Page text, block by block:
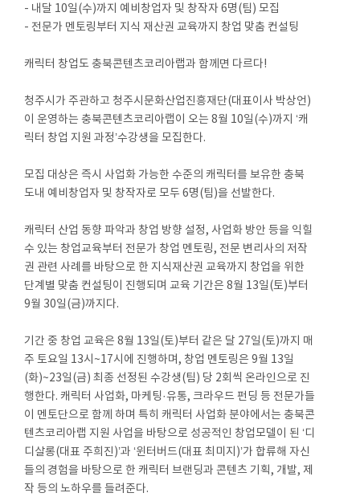
- 내달 10일(수)까지 예비창업자 및 창작자 6명(팀) 모집
- 전문가 멘토링부터 지식 재산권 교육까지 창업 맞춤 컨설팅
캐릭터 창업도 충북콘텐츠코리아랩과 함께면 다르다!
청주시가 주관하고 청주시문화산업진흥재단(대표이사 박상언)
이 운영하는 충북콘텐츠코리아랩이 오는 8월 10일(수)까지 ‘캐
릭터 창업 지원 과정’수강생을 모집한다.
모집 대상은 즉시 사업화 가능한 수준의 캐릭터를 보유한 충북
도내 예비창업자 및 창작자로 모두 6명(팀)을 선발한다.
캐릭터 산업 동향 파악과 창업 방향 설정, 사업화 방안 등을 익힐
수 있는 창업교육부터 전문가 창업 멘토링, 전문 변리사의 저작
권 관련 사례를 바탕으로 한 지식재산권 교육까지 창업을 위한
단계별 맞춤 컨설팅이 진행되며 교육 기간은 8월 13일(토)부터
9월 30일(금)까지다.
기간 중 창업 교육은 8월 13일(토)부터 같은 달 27일(토)까지 매
주 토요일 13시~17시에 진행하며, 창업 멘토링은 9월 13일
(화)~23일(금) 최종 선정된 수강생(팀) 당 2회씩 온라인으로 진
행한다. 캐릭터 사업화, 마케팅·유통, 크라우드 펀딩 등 전문가들
이 멘토단으로 함께 하며 특히 캐릭터 사업화 분야에서는 충북콘
텐츠코리아랩 지원 사업을 바탕으로 성공적인 창업모델이 된 ‘디
디살롱(대표 주희진)’과 ‘윈터버드(대표 최미지)’가 합류해 자신
들의 경험을 바탕으로 한 캐릭터 브랜딩과 콘텐츠 기획, 개발, 제
작 등의 노하우를 들려준다.